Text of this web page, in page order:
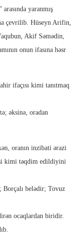
yaranmış
çevrilib. Hüseyn Arifin,
Akif Səmədin,
onun ifasına həsr
ifaçısı kimi tanıtmaq
əksinə, oradan
oranın inzibati ərazi
kimi təqdim edildiyini
Borçalı belədir; Tovuz
ocaqlardan biridir.